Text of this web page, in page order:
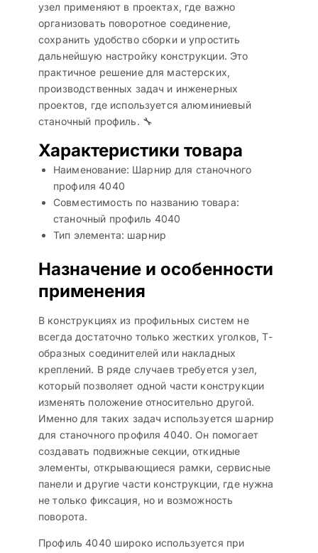
узел применяют в проектах, где важно
организовать поворотное соединение,
сохранить удобство сборки и упростить
дальнейшую настройку конструкции. Это
практичное решение для мастерских,
производственных задач и инженерных
проектов, где используется алюминиевый
станочный профиль. 🔧
Характеристики товара
Наименование: Шарнир для станочного
профиля 4040
Совместимость по названию товара:
станочный профиль 4040
Тип элемента: шарнир
Назначение и особенности
применения
В конструкциях из профильных систем не
всегда достаточно только жестких уголков, Т-
образных соединителей или накладных
креплений. В ряде случаев требуется узел,
который позволяет одной части конструкции
изменять положение относительно другой.
Именно для таких задач используется шарнир
для станочного профиля 4040. Он помогает
создавать подвижные секции, откидные
элементы, открывающиеся рамки, сервисные
панели и другие части конструкции, где нужна
не только фиксация, но и возможность
поворота.
Профиль 4040 широко используется при